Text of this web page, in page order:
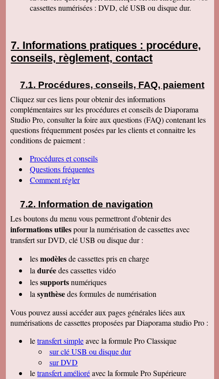
cassettes numérisées : DVD, clé USB ou disque dur.
Informations pratiques : procédure,
conseils, règlement, contact
Procédures, conseils, FAQ, paiement
Cliquez sur ces liens pour obtenir des informations
complémentaires sur les procédures et conseils de Diaporama
Studio Pro, consulter la foire aux questions (FAQ) contenant les
questions fréquemment posées par les clients et connaitre les
conditions de paiement :
Procédures et conseils
Questions fréquentes
Comment régler
Information de navigation
Les boutons du menu vous permettront d'obtenir des
informations utilespour la numérisation de cassettes avec
transfert sur DVD, clé USB ou disque dur :
lesmodèlesde cassettes pris en charge
la duréedes cassettes vidéo
lessupportsnumériques
la synthèsedes formules de numérisation
Vous pouvez aussi accéder aux pages générales liées aux
numérisations de cassettes proposées par Diaporama studio Pro :
letransfert simpleavec la formule Pro Classique
sur clé USB ou disque dur
sur DVD
letransfert amélioréavec la formule Pro Supérieure